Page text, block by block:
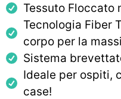
Tessuto Floccato
Tecnologia Fiber
corpo per la
Sistema
Ideale per ospiti,
case!